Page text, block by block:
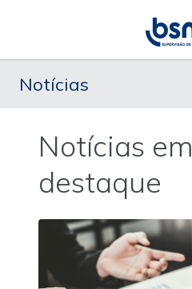
Notícias
Notícias em
destaque